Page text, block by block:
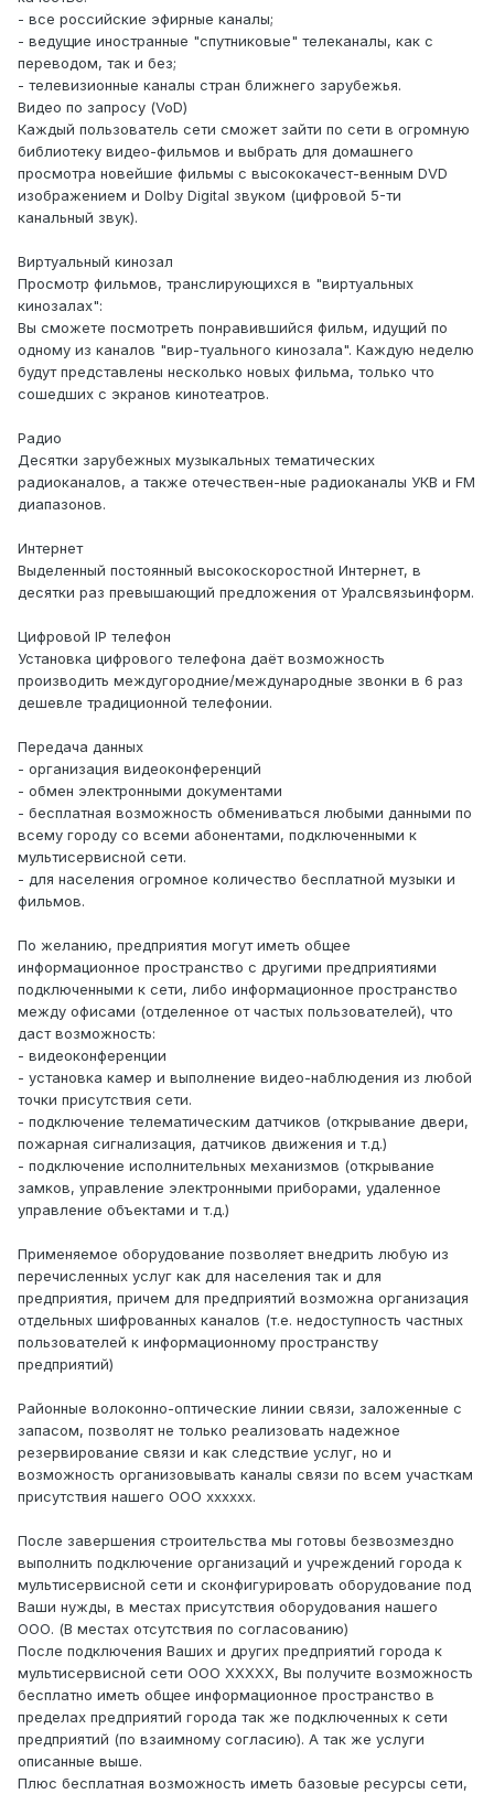
- все российские эфирные каналы;
- ведущие иностранные "спутниковые" телеканалы, как с
переводом, так и без;
- телевизионные каналы стран ближнего зарубежья.
Видео по запросу (VoD)
Каждый пользователь сети сможет зайти по сети в огромную
библиотеку видео-фильмов и выбрать для домашнего
просмотра новейшие фильмы с высококачест-венным DVD
изображением и Dolby Digital звуком (цифровой 5-ти
канальный звук).
Виртуальный кинозал
Просмотр фильмов, транслирующихся в "виртуальных
кинозалах":
Вы сможете посмотреть понравившийся фильм, идущий по
одному из каналов "вир-туального кинозала". Каждую неделю
будут представлены несколько новых фильма, только что
сошедших с экранов кинотеатров.
Радио
Десятки зарубежных музыкальных тематических
радиоканалов, а также отечествен-ные радиоканалы УКВ и FM
диапазонов.
Интернет
Выделенный постоянный высокоскоростной Интернет, в
десятки раз превышающий предложения от Уралсвязьинформ.
Цифровой IP телефон
Установка цифрового телефона даёт возможность
производить междугородние/международные звонки в 6 раз
дешевле традиционной телефонии.
Передача данных
- организация видеоконференций
- обмен электронными документами
- бесплатная возможность обмениваться любыми данными по
всему городу со всеми абонентами, подключенными к
мультисервисной сети.
- для населения огромное количество бесплатной музыки и
фильмов.
По желанию, предприятия могут иметь общее
информационное пространство с другими предприятиями
подключенными к сети, либо информационное пространство
между офисами (отделенное от частых пользователей), что
даст возможность:
- видеоконференции
- установка камер и выполнение видео-наблюдения из любой
точки присутствия сети.
- подключение телематическим датчиков (открывание двери,
пожарная сигнализация, датчиков движения и т.д.)
- подключение исполнительных механизмов (открывание
замков, управление электронными приборами, удаленное
управление объектами и т.д.)
Применяемое оборудование позволяет внедрить любую из
перечисленных услуг как для населения так и для
предприятия, причем для предприятий возможна организация
отдельных шифрованных каналов (т.е. недоступность частных
пользователей к информационному пространству
предприятий)
Районные волоконно-оптические линии связи, заложенные с
запасом, позволят не только реализовать надежное
резервирование связи и как следствие услуг, но и
возможность организовывать каналы связи по всем участкам
присутствия нашего ООО хххххх.
После завершения строительства мы готовы безвозмездно
выполнить подключение организаций и учреждений города к
мультисервисной сети и сконфигурировать оборудование под
Ваши нужды, в местах присутствия оборудования нашего
ООО. (В местах отсутствия по согласованию)
После подключения Ваших и других предприятий города к
мультисервисной сети ООО ХХХХХ, Вы получите возможность
бесплатно иметь общее информационное пространство в
пределах предприятий города так же подключенных к сети
предприятий (по взаимному согласию). А так же услуги
описанные выше.
Плюс бесплатная возможность иметь базовые ресурсы сети,